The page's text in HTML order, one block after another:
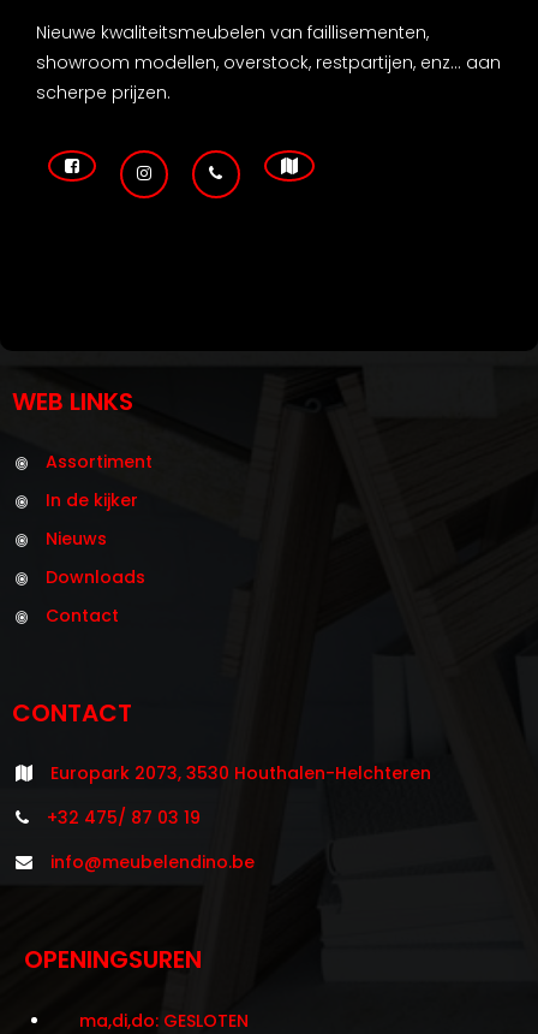
Nieuwe kwaliteitsmeubelen van faillisementen,
showroom modellen, overstock, restpartijen, enz... aan
scherpe prijzen.
WEB LINKS
Assortiment
In de kijker
Nieuws
Downloads
Contact
CONTACT
Europark 2073, 3530 Houthalen-Helchteren
+32 475/ 87 03 19
info@meubelendino.be
OPENINGSUREN
ma,di,do: GESLOTEN